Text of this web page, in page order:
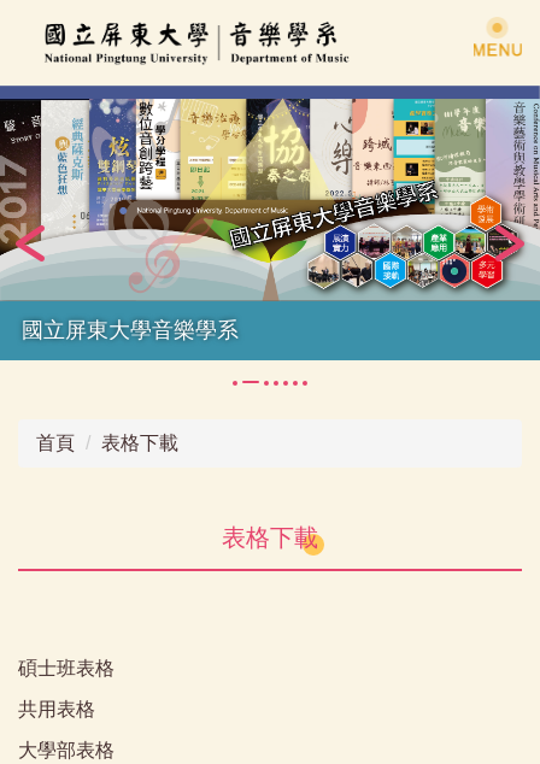
要
內
容
區
國立屏東大學音樂學系
首頁 表格下載
表格下載
碩士班表格
共用表格
大學部表格